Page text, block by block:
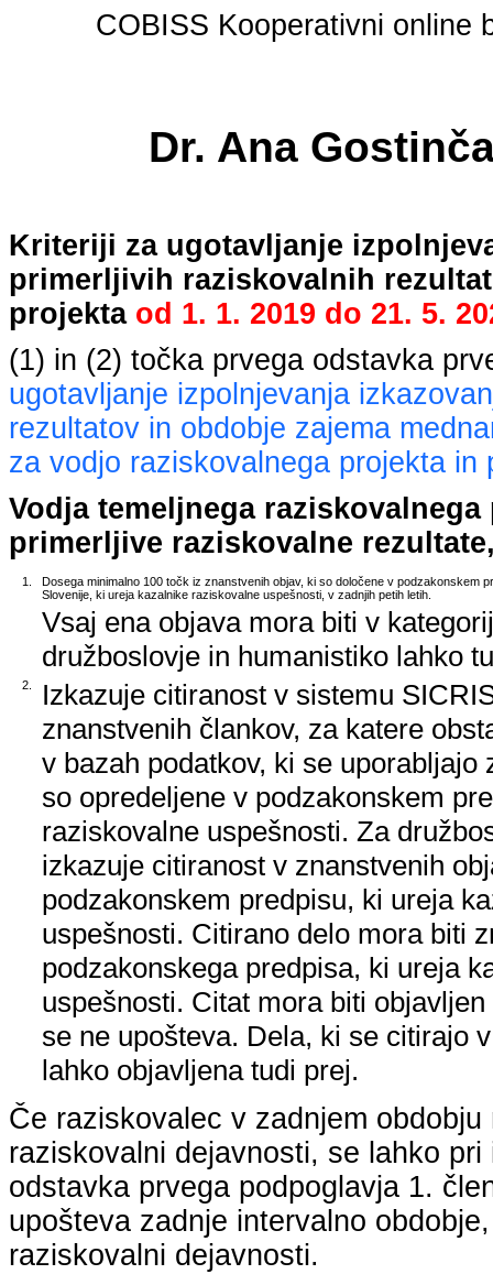
COBISS Kooperativni online
Dr. Ana
Kriteriji za ugotavljanje
primerljivih raziskovalnih
projekta od 1. 1. 2019 do 21. 5.
(1) in (2) točka prvega odstavka
ugotavljanje izpolnjevanja
rezultatov in obdobje zajema
za vodjo raziskovalnega projekta in
Vodja temeljnega
primerljive raziskovalne
1.
Dosega minimalno 100 točk iz znanstvenih objav, ki so določene v podzakonskem
Slovenije, ki ureja kazalnike raziskovalne uspešnosti, v zadnjih petih letih.
Vsaj ena objava mora biti v
družboslovje in humanistiko lahko
2.
Izkazuje citiranost v sistemu
znanstvenih člankov, za katere
v bazah podatkov, ki se
so opredeljene v podzakonskem
raziskovalne uspešnosti. Za
izkazuje citiranost v znanstvenih
podzakonskem predpisu, ki ureja
uspešnosti. Citirano delo mora biti
podzakonskega predpisa, ki ureja
uspešnosti. Citat mora biti
se ne upošteva. Dela, ki se citirajo
lahko objavljena tudi prej.
Če raziskovalec v zadnjem
raziskovalni dejavnosti, se lahko
odstavka prvega podpoglavja 1.
upošteva zadnje intervalno
raziskovalni dejavnosti.